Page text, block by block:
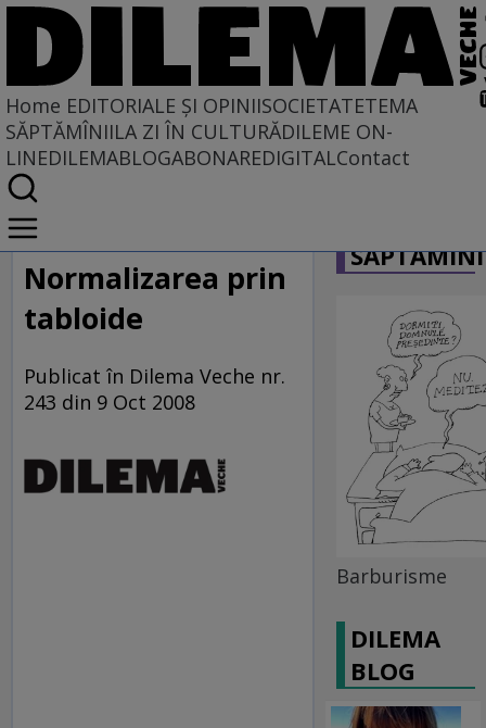
Home EDITORIALE ȘI OPINIISOCIETATETEMA
SĂPTĂMÎNIILA ZI ÎN CULTURĂDILEME ON-
LINEDILEMABLOGABONAREDIGITALContact
Home
EDITORIALE ȘI OPINII
PE CE LUME TRĂIM
Normalizarea prin
tabloide
Publicat în Dilema Veche nr.
243 din 9 Oct 2008
Barburisme
DILEMA
BLOG